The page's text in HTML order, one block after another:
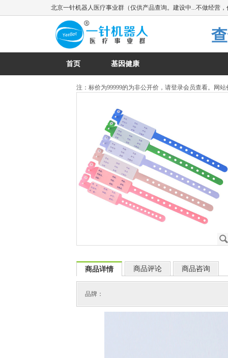
北京一针机器人医疗事业群（仅供产品查询。建设中...不做经营
首页 基因健康
注：标价为99999的为非公开价，请登录会员查看。网
商品详情 商品评论 商品咨询
品牌：